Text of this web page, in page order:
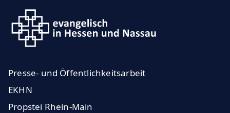
Presse- und Öffentlichkeitsarbeit
EKHN
Propstei Rhein-Main